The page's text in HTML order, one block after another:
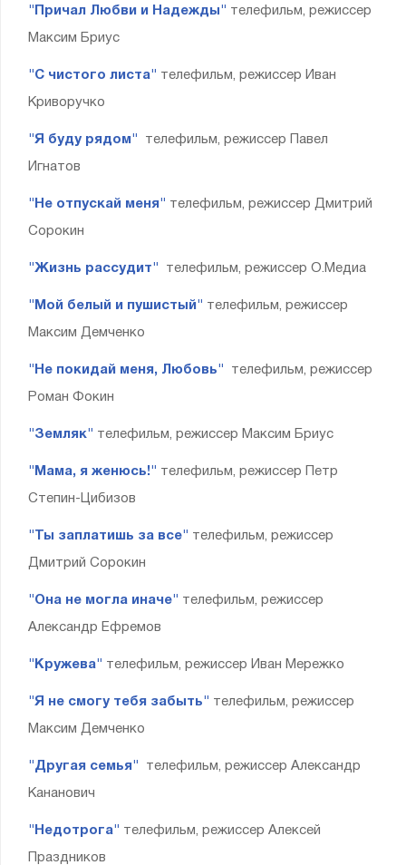
"Причал Любви и Надежды" телефильм, режиссер
Максим Бриус
"С чистого листа" телефильм, режиссер Иван
Криворучко
"Я буду рядом" телефильм, режиссер Павел
Игнатов
"Не отпускай меня" телефильм, режиссер Дмитрий
Сорокин
"Жизнь рассудит" телефильм, режиссер О.Медиа
"Мой белый и пушистый" телефильм, режиссер
Максим Демченко
"Не покидай меня, Любовь" телефильм, режиссер
Роман Фокин
"Земляк" телефильм, режиссер Максим Бриус
"Мама, я женюсь!" телефильм, режиссер Петр
Степин-Цибизов
"Ты заплатишь за все" телефильм, режиссер
Дмитрий Сорокин
"Она не могла иначе" телефильм, режиссер
Александр Ефремов
"Кружева" телефильм, режиссер Иван Мережко
"Я не смогу тебя забыть" телефильм, режиссер
Максим Демченко
"Другая семья" телефильм, режиссер Александр
Кананович
"Недотрога" телефильм, режиссер Алексей
Праздников